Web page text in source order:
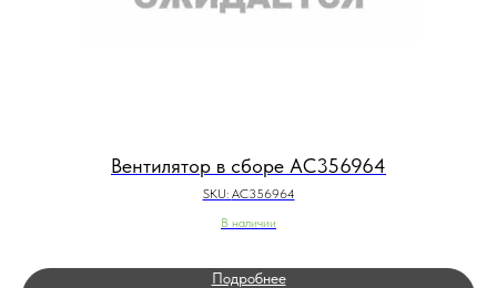
Вентилятор в сборе AC356964
SKU: AC356964
В наличии
Подробнее